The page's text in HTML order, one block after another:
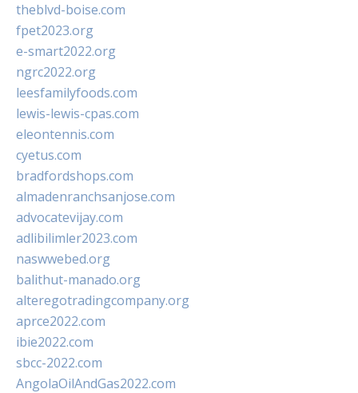
theblvd-boise.com
fpet2023.org
e-smart2022.org
ngrc2022.org
leesfamilyfoods.com
lewis-lewis-cpas.com
eleontennis.com
cyetus.com
bradfordshops.com
almadenranchsanjose.com
advocatevijay.com
adlibilimler2023.com
naswwebed.org
balithut-manado.org
alteregotradingcompany.org
aprce2022.com
ibie2022.com
sbcc-2022.com
AngolaOilAndGas2022.com